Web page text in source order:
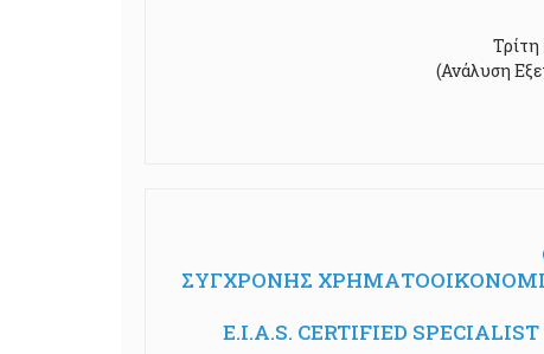
Τρίτη
(Ανάλυση
ΣΥΓΧΡΟΝΗΣ
E.I.A.S. CERTIFIED